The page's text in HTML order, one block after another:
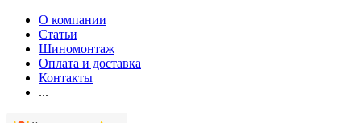
О компании
Статьи
Шиномонтаж
Оплата и доставка
Контакты
...